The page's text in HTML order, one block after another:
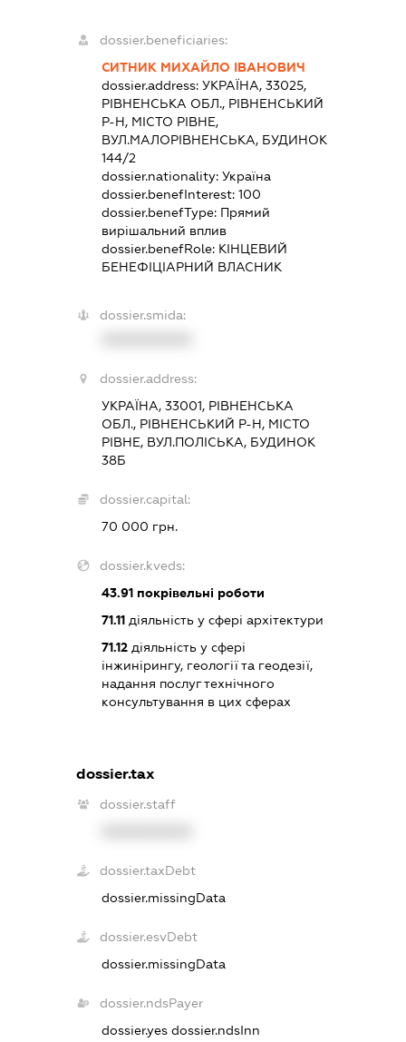
dossier.beneficiaries:
СИТНИК МИХАЙЛО ІВАНОВИЧ
dossier.address: УКРАЇНА, 33025,
РІВНЕНСЬКА ОБЛ., РІВНЕНСЬКИЙ
Р-Н, МІСТО РІВНЕ,
ВУЛ.МАЛОРІВНЕНСЬКА, БУДИНОК
144/2
dossier.nationality: Україна
dossier.benefInterest: 100
dossier.benefType: Прямий
вирішальний вплив
dossier.benefRole: КІНЦЕВИЙ
БЕНЕФІЦІАРНИЙ ВЛАСНИК
dossier.smida:
dossier.address:
УКРАЇНА, 33001, РІВНЕНСЬКА
ОБЛ., РІВНЕНСЬКИЙ Р-Н, МІСТО
РІВНЕ, ВУЛ.ПОЛІСЬКА, БУДИНОК
38Б
dossier.capital:
70 000 грн.
dossier.kveds:
43.91покрівельні роботи
71.11діяльність у сфері архітектури
71.12діяльність у сфері
інжинірингу, геології та геодезії,
надання послуг технічного
консультування в цих сферах
dossier.tax
dossier.staff
dossier.taxDebt
dossier.missingData
dossier.esvDebt
dossier.missingData
dossier.ndsPayer
dossier.yes dossier.ndsInn